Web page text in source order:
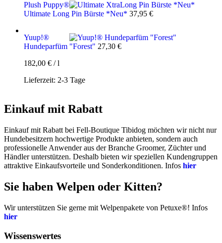
Plush Puppy®
Ultimate Long Pin Bürste *Neu* 37,95 €
Yuup!®
Hundeparfüm "Forest" 27,30 €
182,00 € /l
Lieferzeit: 2-3 Tage
Einkauf mit Rabatt
Einkauf mit Rabatt bei Fell-Boutique Tibidog möchten wir nicht nur
Hundebesitzern hochwertige Produkte anbieten, sondern auch
professionelle Anwender aus der Branche Groomer, Züchter und
Händler unterstützen. Deshalb bieten wir speziellen Kundengruppen
attraktive Einkaufsvorteile und Sonderkonditionen. Infos hier
Sie haben Welpen oder Kitten?
Wir unterstützen Sie gerne mit Welpenpakete von Petuxe®! Infos
hier
Wissenswertes